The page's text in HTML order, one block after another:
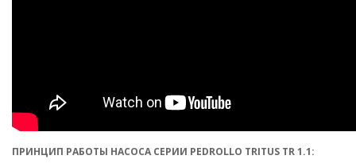
ПРИНЦИП РАБОТЫ НАСОСА СЕРИИ PEDROLLO TRITUS TR 1.1: